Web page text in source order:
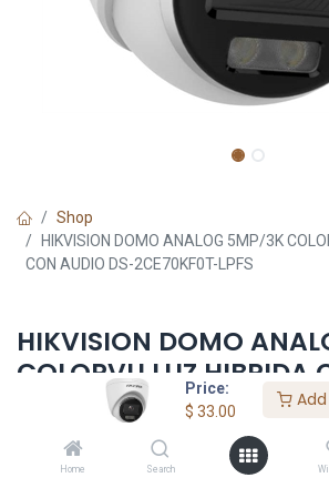
Price:
$ 33.00
Home Search
Shop
HIKVISION DOMO ANALOG 5MP/3K
CON AUDIO DS-2CE70KF0T-LPFS
HIKVISION DOMO
COLORVU LUZ HIBRIDA
DS-2CE70KF0T-LPFS
33.00